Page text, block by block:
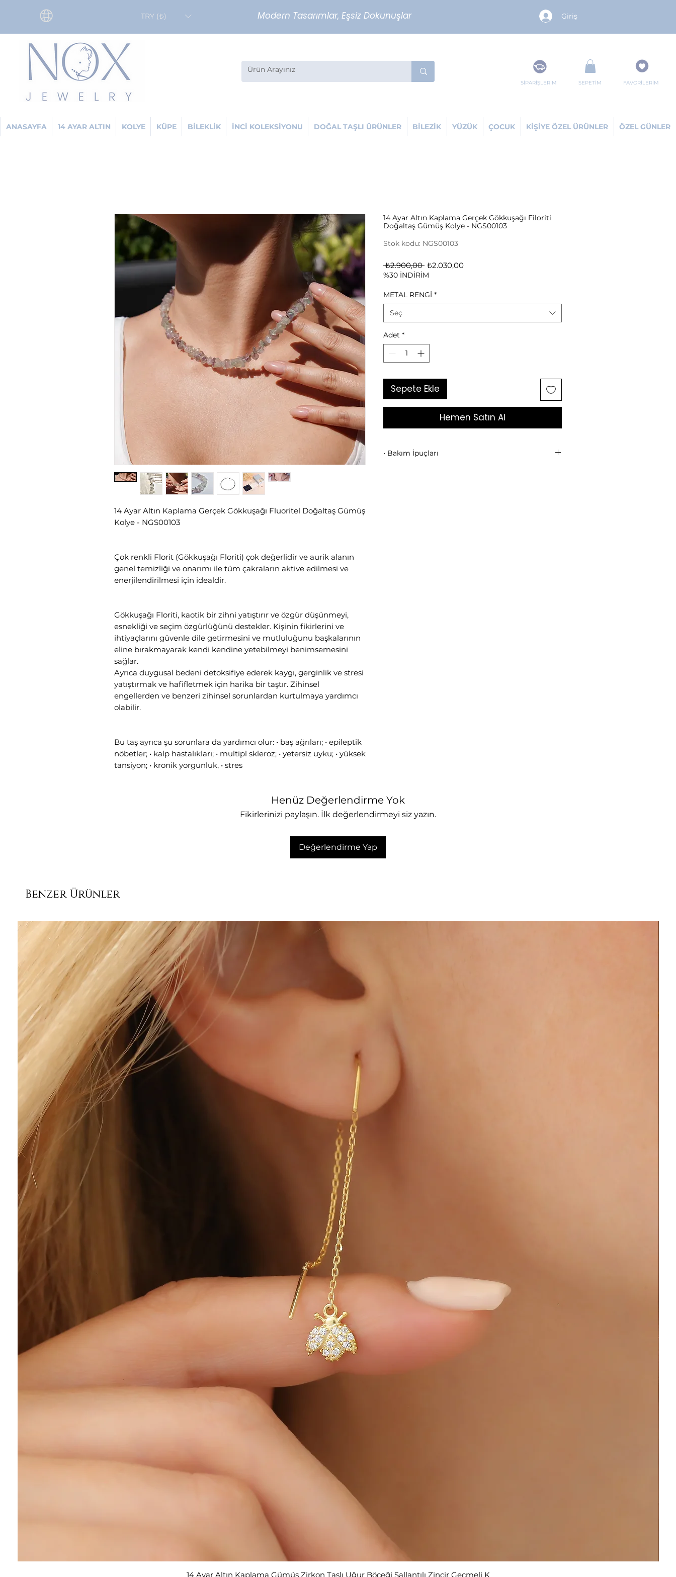
TRY (₺) Modern Tasarımlar, Eşsiz Dokunuşlar Giriş
SİPARİŞLERİM SEPETİM FAVORİLERİM
ANASAYFA 14 AYAR ALTIN KOLYE KÜPE BİLEKLİK İNCİ KOLEKSİYONU DOĞAL TAŞLI ÜRÜNLER BİLEZİK YÜZÜK ÇOCUK KİŞİYE ÖZEL ÜRÜNLER ÖZEL GÜNLER
14 Ayar Altın Kaplama Gerçek Gökkuşağı Fluoritel Doğaltaş Gümüş
Kolye - NGS00103
Çok renkli Florit (Gökkuşağı Floriti) çok değerlidir ve aurik alanın
genel temizliği ve onarımı ile tüm çakraların aktive edilmesi ve
enerjilendirilmesi için idealdir.
Gökkuşağı Floriti, kaotik bir zihni yatıştırır ve özgür düşünmeyi,
esnekliği ve seçim özgürlüğünü destekler. Kişinin fikirlerini ve
ihtiyaçlarını güvenle dile getirmesini ve mutluluğunu başkalarının
eline bırakmayarak kendi kendine yetebilmeyi benimsemesini
sağlar.
Ayrıca duygusal bedeni detoksifiye ederek kaygı, gerginlik ve stresi
yatıştırmak ve hafifletmek için harika bir taştır. Zihinsel
engellerden ve benzeri zihinsel sorunlardan kurtulmaya yardımcı
olabilir.
Bu taş ayrıca şu sorunlara da yardımcı olur: • baş ağrıları; • epileptik
nöbetler; • kalp hastalıkları; • multipl skleroz; • yetersiz uyku; • yüksek
tansiyon; • kronik yorgunluk, • stres
14 Ayar Altın Kaplama Gerçek Gökkuşağı Filoriti
Doğaltaş Gümüş Kolye - NGS00103
Stok kodu: NGS00103
₺2.900,00 Normal
Fiyat
₺2.030,00İndirimli
%30 İNDİRİM
METAL RENGİ *
Seç
Adet *
Sepete Ekle
Hemen Satın Al
• Bakım İpuçları
Henüz Değerlendirme Yok
Fikirlerinizi paylaşın. İlk değerlendirmeyi siz yazın.
Değerlendirme Yap
Benzer Ürünler
14 Ayar Altın Kaplama Gümüş Zirkon Taşlı Uğur Böceği Sallantılı Zincir Geçmeli K